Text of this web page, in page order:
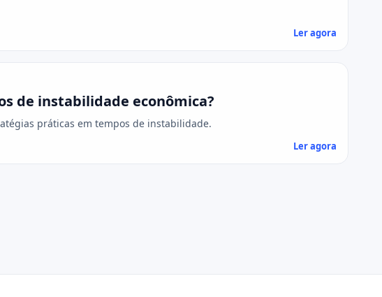
Ler agora
de instabilidade econômica?
práticas em tempos de instabilidade.
Ler agora